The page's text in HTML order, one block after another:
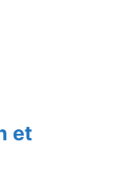
et